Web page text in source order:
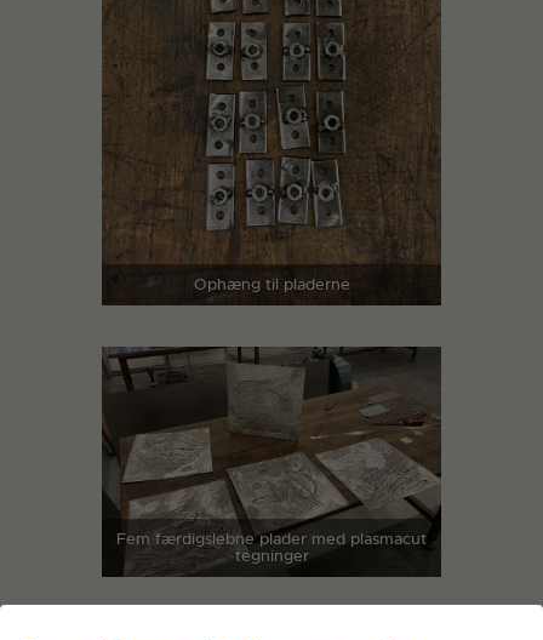
Ophæng til pladerne
Fem færdigslebne plader med plasmacut
tegninger